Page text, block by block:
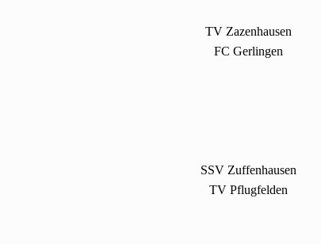
TV Zazenhausen
FC Gerlingen
SSV Zuffenhausen
TV Pflugfelden